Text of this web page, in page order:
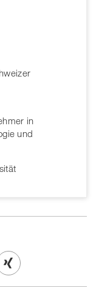
in
und